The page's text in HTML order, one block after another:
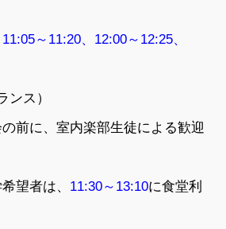
11:05～11:20、12:00～12:25、
ンス）
前に、室内楽部生徒による歓迎
望者は、 11:30～13:10に食堂利